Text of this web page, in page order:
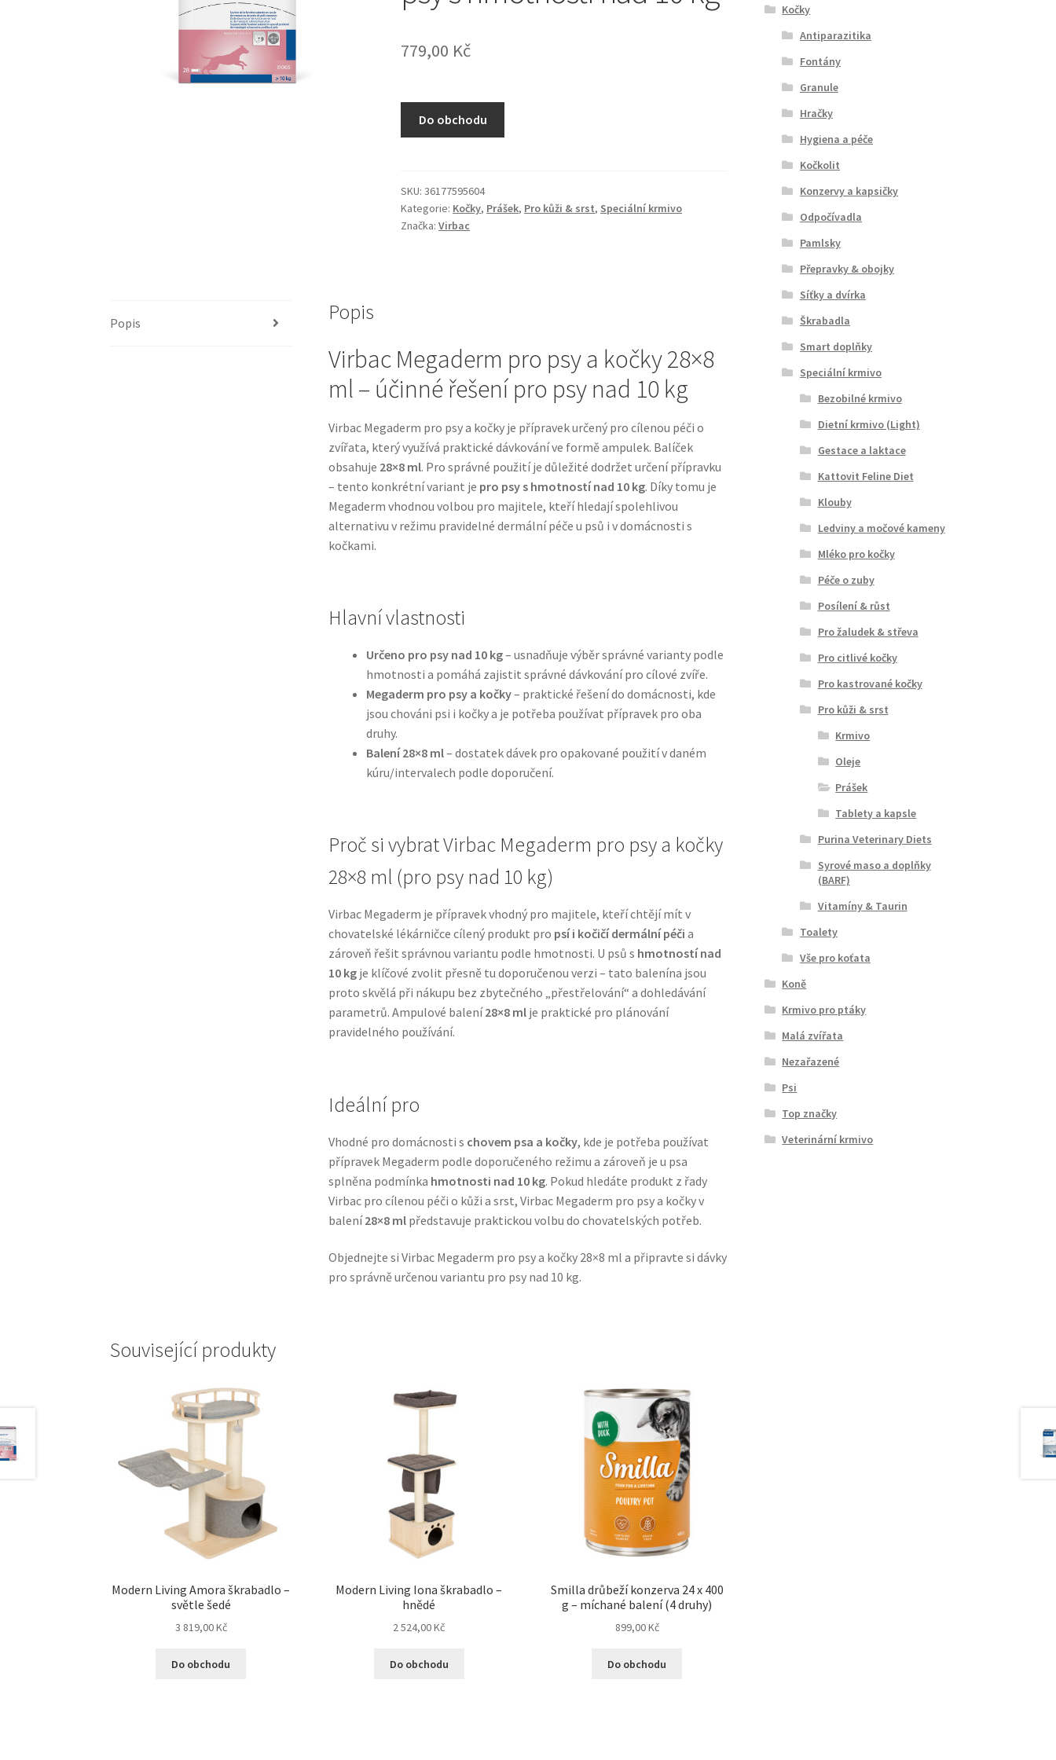
779,00 Kč
Do obchodu
SKU:36177595604
Kategorie: Kočky, Prášek, Pro kůži & srst, Speciální krmivo
Značka:Virbac
Popis Popis
Virbac Megaderm pro psy a kočky 28×8
ml – účinné řešení pro psy nad 10 kg
Virbac Megaderm pro psy a kočky je přípravek určený pro cílenou péči o
zvířata, který využívá praktické dávkování ve formě ampulek. Balíček
obsahuje 28×8 ml. Pro správné použití je důležité dodržet určení přípravku
– tento konkrétní variant je pro psy s hmotností nad 10 kg. Díky tomu je
Megaderm vhodnou volbou pro majitele, kteří hledají spolehlivou
alternativu v režimu pravidelné dermální péče u psů i v domácnosti s
kočkami.
Hlavní vlastnosti
Určeno pro psy nad 10 kg– usnadňuje výběr správné varianty podle
hmotnosti a pomáhá zajistit správné dávkování pro cílové zvíře.
Megaderm pro psy a kočky– praktické řešení do domácnosti, kde
jsou chováni psi i kočky a je potřeba používat přípravek pro oba
druhy.
Balení 28×8 ml– dostatek dávek pro opakované použití v daném
kúru/intervalech podle doporučení.
Proč si vybrat Virbac Megaderm pro psy a kočky
28×8 ml (pro psy nad 10 kg)
Virbac Megaderm je přípravek vhodný pro majitele, kteří chtějí mít v
chovatelské lékárničce cílený produkt pro psí i kočičí dermální péči a
zároveň řešit správnou variantu podle hmotnosti. U psů s hmotností nad
10 kgje klíčové zvolit přesně tu doporučenou verzi – tato balenína jsou
proto skvělá při nákupu bez zbytečného „přestřelování“ a dohledávání
parametrů. Ampulové balení28×8 mlje praktické pro plánování
pravidelného používání.
Ideální pro
Vhodné pro domácnosti s chovem psa a kočky, kde je potřeba používat
přípravek Megaderm podle doporučeného režimu a zároveň je u psa
splněna podmínka hmotnosti nad 10 kg. Pokud hledáte produkt z řady
Virbac pro cílenou péči o kůži a srst, Virbac Megaderm pro psy a kočky v
balení28×8 mlpředstavuje praktickou volbu do chovatelských potřeb.
Objednejte si Virbac Megaderm pro psy a kočky 28×8 ml a připravte si dávky
pro správně určenou variantu pro psy nad 10 kg.
Související produkty
Modern Living Amora škrabadlo –
světle šedé
3 819,00Kč
Do obchodu
Modern Living Iona škrabadlo –
hnědé
2 524,00Kč
Do obchodu
Smilla drůbeží konzerva 24 x 400
g – míchané balení (4 druhy)
899,00Kč
Do obchodu
Kočky
Antiparazitika
Fontány
Granule
Hračky
Hygiena a péče
Kočkolit
Konzervy a kapsičky
Odpočívadla
Pamlsky
Přepravky & obojky
Síťky a dvírka
Škrabadla
Smart doplňky
Speciální krmivo
Bezobilné krmivo
Dietní krmivo (Light)
Gestace a laktace
Kattovit Feline Diet
Klouby
Ledviny a močové kameny
Mléko pro kočky
Péče o zuby
Posílení & růst
Pro žaludek & střeva
Pro citlivé kočky
Pro kastrované kočky
Pro kůži & srst
Krmivo
Oleje
Prášek
Tablety a kapsle
Purina Veterinary Diets
Syrové maso a doplňky
(BARF)
Vitamíny & Taurin
Toalety
Vše pro koťata
Koně
Krmivo pro ptáky
Malá zvířata
Nezařazené
Psi
Top značky
Veterinární krmivo